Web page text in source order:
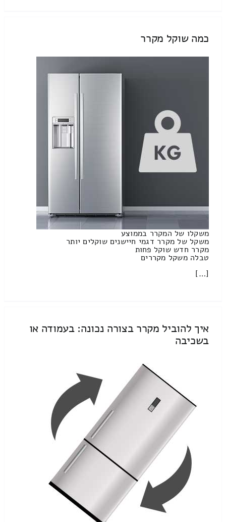
כמה שוקל מקרר
משקלו של המקרר בממוצע
משקל של מקרר דגמי חיישנים שוקלים יותר
מקרר חדש שוקל פחות
טבלה משקל מקררים
[…]
איך להוביל מקרר בצורה נכונה: בעמודה או
בשכיבה